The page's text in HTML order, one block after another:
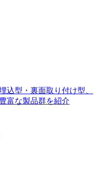
込型・裏面取り付け型、
富な製品群を紹介